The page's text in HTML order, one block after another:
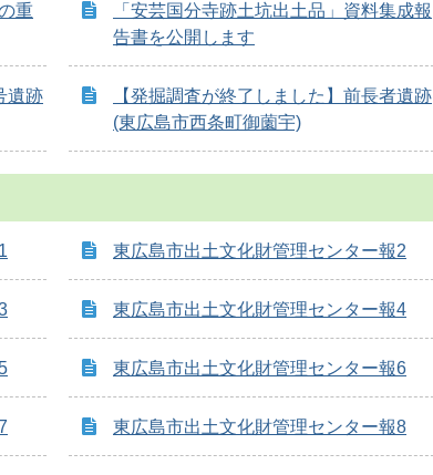
重
「安芸国分寺跡土坑出土品」資料集成報
告書を公開します
遺跡
【発掘調査が終了しました】前長者遺跡
(東広島市西条町御薗宇)
東広島市出土文化財管理センター報2
東広島市出土文化財管理センター報4
東広島市出土文化財管理センター報6
東広島市出土文化財管理センター報8